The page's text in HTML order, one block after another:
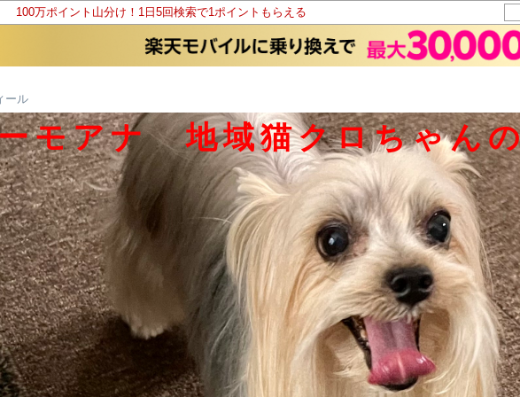
100万ポイント山分け！1日5回検索で1ポイントもらえる
ール
モアナ 地域猫クロちゃん